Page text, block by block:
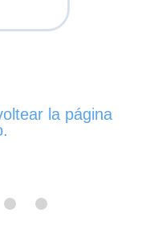
la página